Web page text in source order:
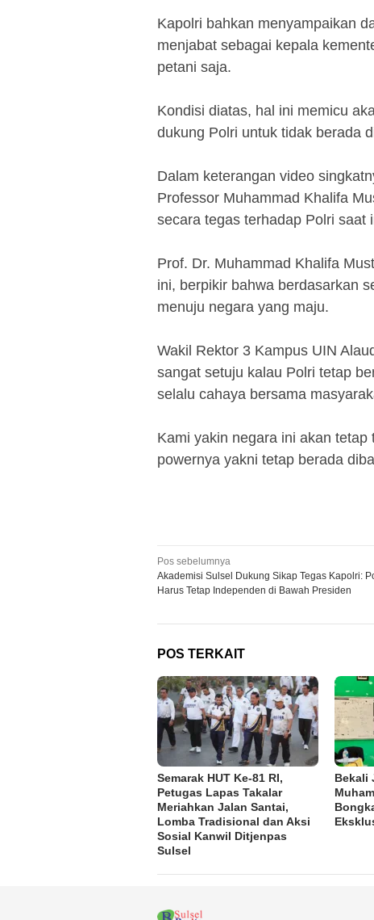
‎Kapolri bahkan menyampaikan
menjabat sebagai kepala
petani saja.
‎Kondisi diatas, hal ini memicu
dukung Polri untuk tidak berada
‎Dalam keterangan video
Professor Muhammad Khalifa
secara tegas terhadap Polri saat
‎Prof. Dr. Muhammad Khalifa
ini, berpikir bahwa berdasarkan
menuju negara yang maju.
‎Wakil Rektor 3 Kampus UIN
sangat setuju kalau Polri tetap
selalu cahaya bersama
‎Kami yakin negara ini akan
powernya yakni tetap berada
Navigasi
pos
Pos sebelumnya
Akademisi Sulsel Dukung Sikap Tegas Kapolri:
Harus Tetap Independen di Bawah Presiden
POS TERKAIT
Semarak HUT Ke-81 RI,
Petugas Lapas Takalar
Meriahkan Jalan Santai,
Lomba Tradisional dan Aksi
Sosial Kanwil Ditjenpas
Sulsel
Bekali